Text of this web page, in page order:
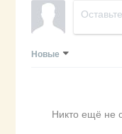
Новые
Никто ещё не